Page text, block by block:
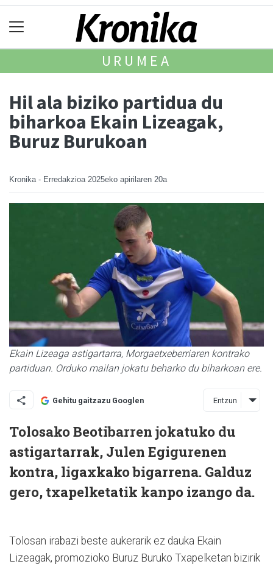
URUMEA
Hil ala biziko partidua du
biharkoa Ekain Lizeagak,
Buruz Burukoan
Kronika - Erredakzioa 2025eko apirilaren 20a
Ekain Lizeaga astigartarra, Morgaetxeberriaren kontrako
partiduan. Orduko mailan jokatu beharko du biharkoan ere.
Gehitu gaitzazu Googlen Entzun
Tolosako Beotibarren jokatuko du
astigartarrak, Julen Egigurenen
kontra, ligaxkako bigarrena. Galduz
gero, txapelketatik kanpo izango da.
Tolosan irabazi beste aukerarik ez dauka Ekain
Lizeagak, promozioko Buruz Buruko Txapelketan bizirik